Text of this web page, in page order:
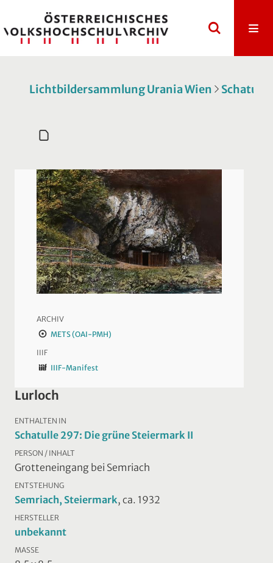
Lichtbildersammlung Urania Wien
ARCHIV
METS (OAI-PMH)
IIIF
IIIF-Manifest
Lurloch
ENTHALTEN IN
Schatulle 297: Die grüne Steiermark II
PERSON / INHALT
Grotteneingang bei Semriach
ENTSTEHUNG
Semriach, Steiermark, ca. 1932
HERSTELLER
unbekannt
MASSE